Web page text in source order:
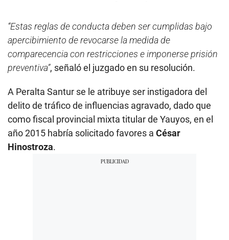
“Estas reglas de conducta deben ser cumplidas bajo
apercibimiento de revocarse la medida de
comparecencia con restricciones e imponerse prisión
preventiva”, señaló el juzgado en su resolución.
A Peralta Santur se le atribuye ser instigadora del
delito de tráfico de influencias agravado, dado que
como fiscal provincial mixta titular de Yauyos, en el
año 2015 habría solicitado favores a César
Hinostroza.